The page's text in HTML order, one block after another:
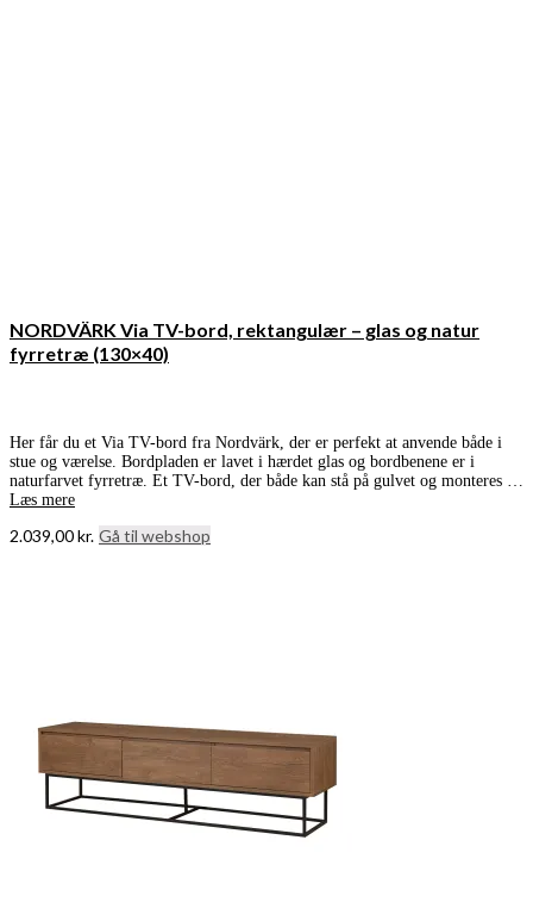
NORDVÄRK Via TV-bord, rektangulær – glas og natur
fyrretræ (130×40)
Her får du et Via TV-bord fra Nordvärk, der er perfekt at anvende både i
stue og værelse. Bordpladen er lavet i hærdet glas og bordbenene er i
naturfarvet fyrretræ. Et TV-bord, der både kan stå på gulvet og monteres …
Læs mere
2.039,00kr. Gå til webshop